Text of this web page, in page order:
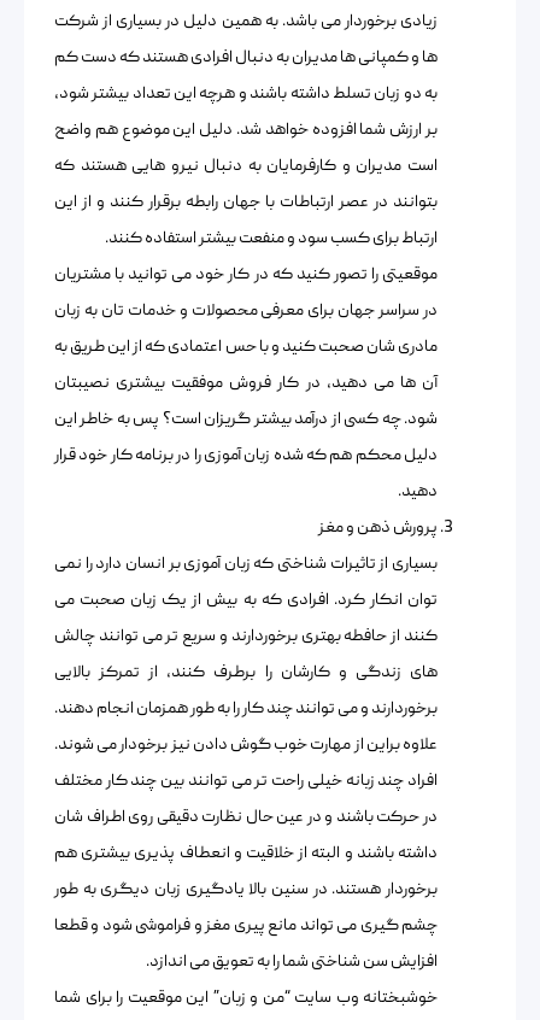
زیادی برخوردار می باشد. به همین دلیل در بسیاری از شرکت
ها و کمپانی ها مدیران به دنبال افرادی هستند که دست کم
به دو زبان تسلط داشته باشند و هرچه این تعداد بیشتر شود،
بر ارزش شما افزوده خواهد شد. دلیل این موضوع هم واضح
است مدیران و کارفرمایان به دنبال نیرو هایی هستند که
بتوانند در عصر ارتباطات با جهان رابطه برقرار کنند و از این
ارتباط برای کسب سود و منفعت بیشتر استفاده کنند.
موقعیتی را تصور کنید که در کار خود می توانید با مشتریان
در سراسر جهان برای معرفی محصولات و خدمات تان به زبان
مادری شان صحبت کنید و با حس اعتمادی که از این طریق به
آن ها می دهید، در کار فروش موفقیت بیشتری نصیبتان
شود. چه کسی از درآمد بیشتر گریزان است؟ پس به خاطر این
دلیل محکم هم که شده زبان آموزی را در برنامه کار خود قرار
دهید.
پرورش ذهن و مغز
بسیاری از تاثیرات شناختی که زبان آموزی بر انسان دارد را نمی
توان انکار کرد. افرادی که به بیش از یک زبان صحبت می
کنند از حافطه بهتری برخوردارند و سریع تر می توانند چالش
های زندگی و کارشان را برطرف کنند، از تمرکز بالایی
برخوردارند و می توانند چند کار را به طور همزمان انجام دهند.
علاوه براین از مهارت خوب گوش دادن نیز برخودار می شوند.
افراد چند زبانه خیلی راحت تر می توانند بین چند کار مختلف
در حرکت باشند و در عین حال نظارت دقیقی روی اطراف شان
داشته باشند و البته از خلاقیت و انعطاف پذیری بیشتری هم
برخوردار هستند. در سنین بالا یادگیری زبان دیگری به طور
چشم گیری می تواند مانع پیری مغز و فراموشی شود و قطعا
افزایش سن شناختی شما را به تعویق می اندازد.
خوشبختانه وب سایت “من و زبان” این موقعیت را برای شما